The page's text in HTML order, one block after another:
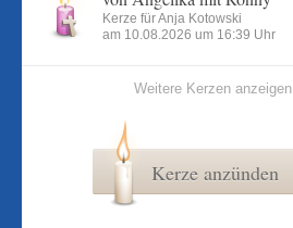
Kerze für Anja Kotowski
am 10.08.2026 um 16:39 Uhr
Weitere Kerzen anzeigen
Kerze anzünden